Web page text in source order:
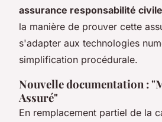
assurance responsabilité civile
la manière de prouver cette
s'adapter aux technologies
simplification procédurale.
Nouvelle documentation :
Assuré"
En remplacement partiel de la